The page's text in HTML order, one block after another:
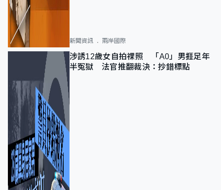
新聞資訊 兩岸國際
涉誘12歲女自拍祼照 「A0」男捱足年
半冤獄 法官推翻裁決：抄錯標點